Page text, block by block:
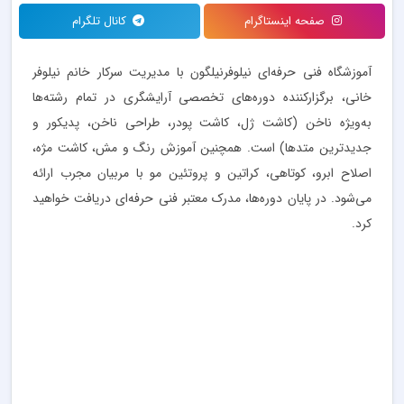
صفحه اینستاگرام کانال تلگرام
آموزشگاه فنی حرفه‌ای نیلوفرنیلگون با مدیریت سرکار خانم نیلوفر
خانی، برگزارکننده دوره‌های تخصصی آرایشگری در تمام رشته‌ها
به‌ویژه ناخن (کاشت ژل، کاشت پودر، طراحی ناخن، پدیکور و
جدیدترین متدها) است. همچنین آموزش رنگ و مش، کاشت مژه،
اصلاح ابرو، کوتاهی، کراتین و پروتئین مو با مربیان مجرب ارائه
می‌شود. در پایان دوره‌ها، مدرک معتبر فنی حرفه‌ای دریافت خواهید
کرد.